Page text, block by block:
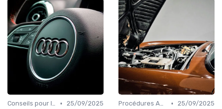
Conseils pour l'Achat •
25/09/2025
Procédures Administratives •
25/09/2025